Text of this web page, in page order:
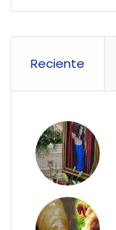
Reciente